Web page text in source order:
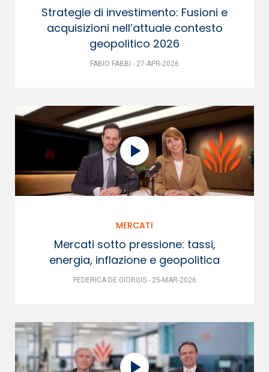
Strategie di investimento: Fusioni e
acquisizioni nell’attuale contesto
geopolitico 2026
FABIO FABBI - 27-APR-2026
MERCATI
Mercati sotto pressione: tassi,
energia, inflazione e geopolitica
FEDERICA DE GIORGIS - 25-MAR-2026